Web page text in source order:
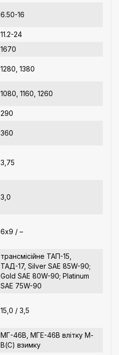
6.50-16
11.2-24
1670
1280, 1380
1080, 1160, 1260
290
360
3,75
3,0
6х9 / –
трансмісійне ТАП-15,
ТАД-17, Silver SAE 85W-90;
Gold SAE 80W-90; Platinum
SAE 75W-90
15,0 / 3,5
МГ-46В, МГЕ-46В влітку М-
В(С) взимку